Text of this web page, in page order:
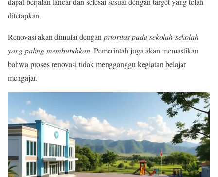
ditetapkan.
Renovasi akan dimulai dengan prioritas pada sekolah-sekolah
yang paling membutuhkan. Pemerintah juga akan memastikan
bahwa proses renovasi tidak mengganggu kegiatan belajar
mengajar.